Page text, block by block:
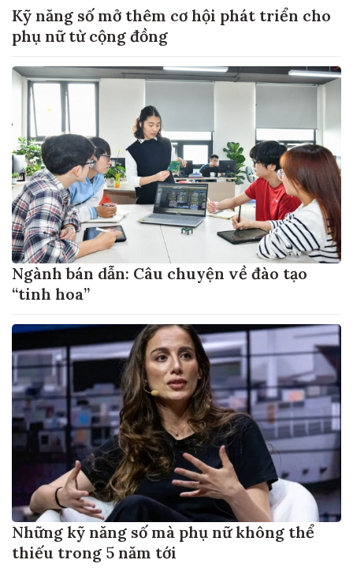
Kỹ năng số mở thêm cơ hội phát triển cho
phụ nữ từ cộng đồng
Ngành bán dẫn: Câu chuyện về đào tạo
“tinh hoa”
Những kỹ năng số mà phụ nữ không thể
thiếu trong 5 năm tới